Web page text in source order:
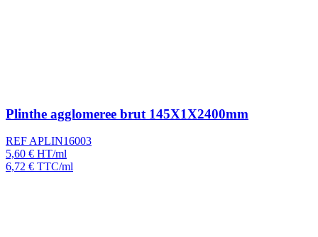
Plinthe agglomeree brut 145X1X2400mm
REF APLIN16003
5,60 € HT/ml
6,72 € TTC/ml